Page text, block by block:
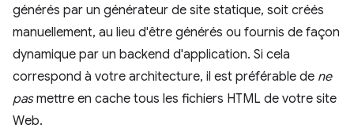
générés par un générateur de site statique, soit créés
manuellement, au lieu d'être générés ou fournis de façon
dynamique par un backend d'application. Si cela
correspond à votre architecture, il est préférable de ne
pasmettre en cache tous les fichiers HTML de votre site
Web.